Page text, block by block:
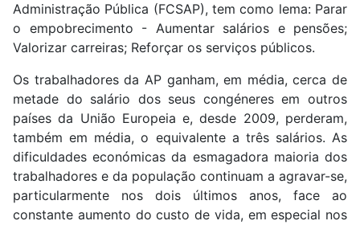
Administração Pública (FCSAP), tem como lema: Parar
o empobrecimento - Aumentar salários e pensões;
Valorizar carreiras; Reforçar os serviços públicos.
Os trabalhadores da AP ganham, em média, cerca de
metade do salário dos seus congéneres em outros
países da União Europeia e, desde 2009, perderam,
também em média, o equivalente a três salários. As
dificuldades económicas da esmagadora maioria dos
trabalhadores e da população continuam a agravar-se,
particularmente nos dois últimos anos, face ao
constante aumento do custo de vida, em especial nos